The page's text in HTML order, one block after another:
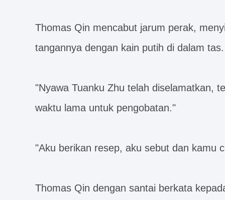
Thomas Qin mencabut jarum perak,
tangannya dengan kain putih di dalam tas.
"Nyawa Tuanku Zhu telah diselamatkan,
waktu lama untuk pengobatan."
"Aku berikan resep, aku sebut dan kamu
Thomas Qin dengan santai berkata